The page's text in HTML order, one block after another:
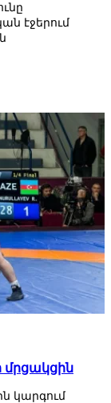
էջերում
մրցակցին
կարգում